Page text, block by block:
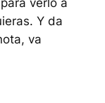
Y da
va